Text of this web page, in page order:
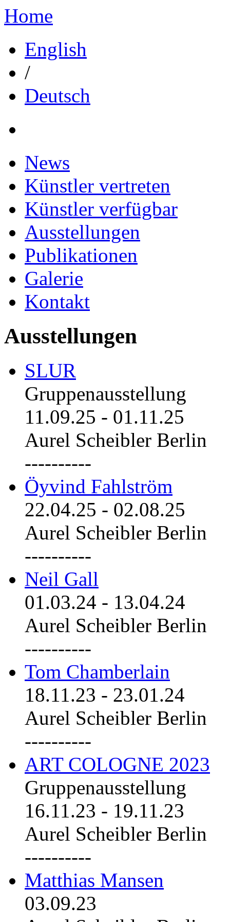
Home
English
/
Deutsch
News
Künstler vertreten
Künstler verfügbar
Ausstellungen
Publikationen
Galerie
Kontakt
Ausstellungen
SLUR
Gruppenausstellung
11.09.25 - 01.11.25
Aurel Scheibler Berlin
----------
Öyvind Fahlström
22.04.25 - 02.08.25
Aurel Scheibler Berlin
----------
Neil Gall
01.03.24 - 13.04.24
Aurel Scheibler Berlin
----------
Tom Chamberlain
18.11.23 - 23.01.24
Aurel Scheibler Berlin
----------
ART COLOGNE 2023
Gruppenausstellung
16.11.23 - 19.11.23
Aurel Scheibler Berlin
----------
Matthias Mansen
03.09.23